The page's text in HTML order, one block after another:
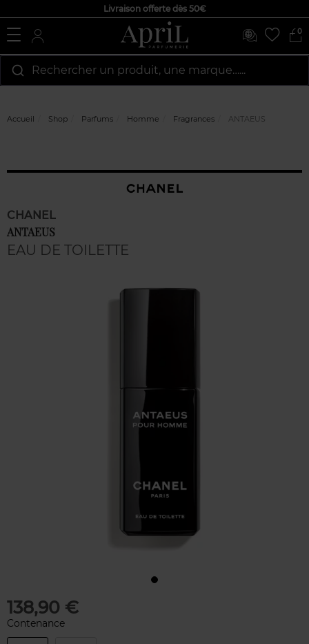
Livraison offerte dès 50€
0
Rechercher un produit, une marque…...
Accueil Shop Parfums Homme Fragrances ANTAEUS
CHANEL
ANTAEUS
EAU DE TOILETTE
138,90 €
Contenance